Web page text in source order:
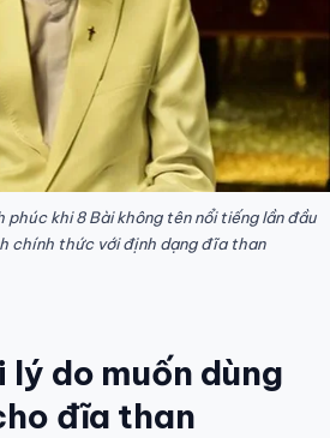
phúc khi 8Bài không tênnổi tiếng lần đầu
chính thức với định dạng đĩa than
lý do muốn dùng
đĩa than